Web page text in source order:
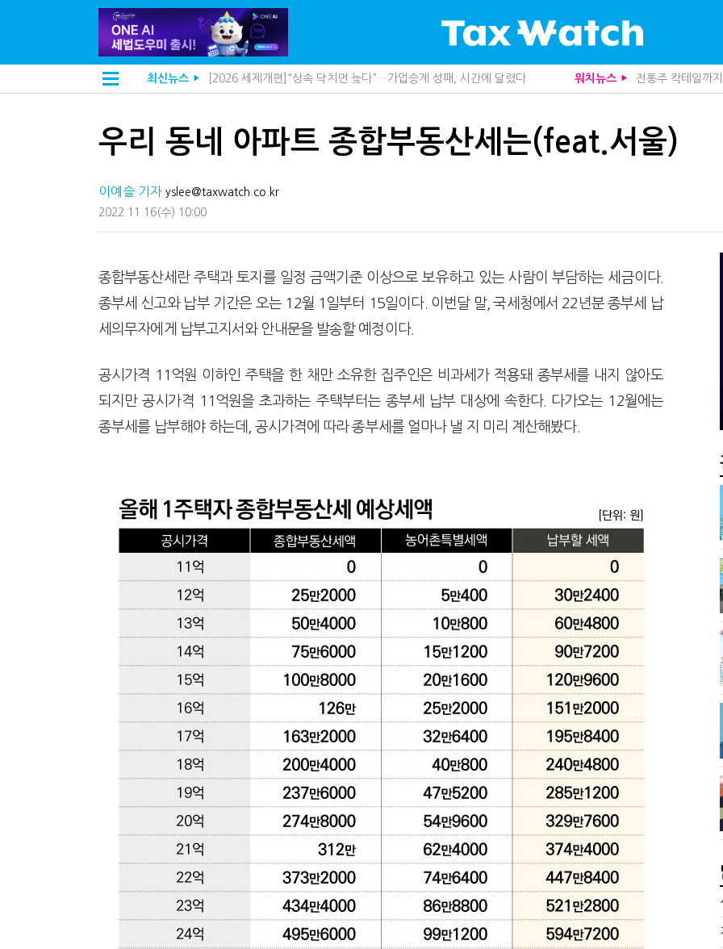
최신뉴스 ▶
[2026 세제개편]종부세는 집값, 가업상속은 기술…납세자가 꼭 볼 5가지
[2026 세제개편]10년 실거주도 불안…1주택자 세 부담 어떻게 달라질까
[인터뷰]중앙정부 돈으로만 못 산다…지자체도 '경영'의 시대
"정상 승계까지 막을까"…전문가가 본 가업상속공제 개편 우려
"3.3% 시대 끝...세무플랫폼 사업모델 흔들린다"
세무법인 HKL, 조사·재산세 전문가 임종수 세무사 영입
"세무플랫폼 문제 해결될 것"…세무사회 진단, 왜
상속·증여세 조사, 이제 코인거래소까지 샅샅이 본다
고액자산가 더 옥죈다…해외신탁 미신고 제보에 포상금
반도체·AI로봇 국내 생산땐 세금 깎아준다
"10년 넘게 7급은 문제"...인사로 답한 임광현 국세청장
[2026 세제개편]"상속 닥치면 늦다"…가업승계 성패, 시간에 달렸다
워치뉴스 ▶
막걸리를 하이볼
더존비즈온, 개발
영세 전통주 업
중앙정부 돈으로
미국 301조 新관
수상한 업체 1분
기업 AI 준비 수
개정 세무사법
심판원 결정 번복
전통주 칵테일까
우리 동네 아파트 종합부동산세는(feat.서울)
이예슬 기자 yslee@taxwatch.co.kr
2022.11.16(수) 10:00
종합부동산세란 주택과 토지를 일정 금액기준 이상으로 보유하고 있는 사람이 부담하는 세금이다.
종부세 신고와 납부 기간은 오는 12월 1일부터 15일이다. 이번달 말, 국세청에서 22년분 종부세 납
세의무자에게 납부고지서와 안내문을 발송할 예정이다.
공시가격 11억원 이하인 주택을 한 채만 소유한 집주인은 비과세가 적용돼 종부세를 내지 않아도
되지만 공시가격 11억원을 초과하는 주택부터는 종부세 납부 대상에 속한다. 다가오는 12월에는
종부세를 납부해야 하는데, 공시가격에 따라 종부세를 얼마나 낼 지 미리 계산해봤다.